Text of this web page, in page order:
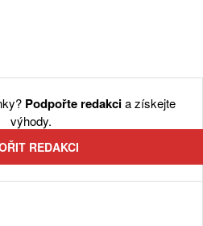
Podpořte redakcia získejte
výhody.
REDAKCI